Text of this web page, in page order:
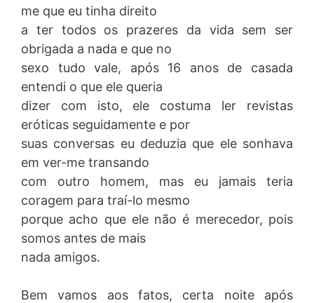
me que eu tinha direito
a ter todos os prazeres da vida sem ser
obrigada a nada e que no
sexo tudo vale, após 16 anos de casada
entendi o que ele queria
dizer com isto, ele costuma ler revistas
eróticas seguidamente e por
suas conversas eu deduzia que ele sonhava
em ver-me transando
com outro homem, mas eu jamais teria
coragem para traí-lo mesmo
porque acho que ele não é merecedor, pois
somos antes de mais
nada amigos.
Bem vamos aos fatos, certa noite após